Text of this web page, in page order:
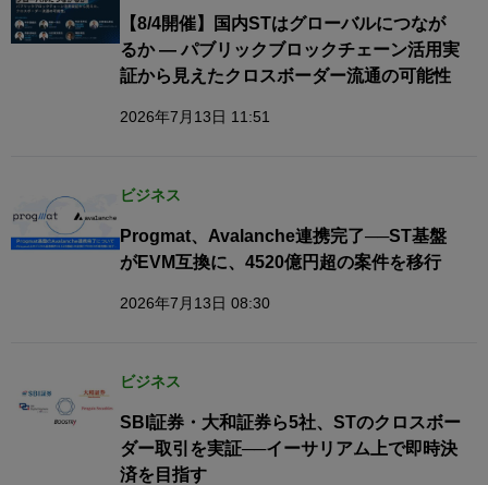
【8/4開催】国内STはグローバルにつなが
るか — パブリックブロックチェーン活用実
証から見えたクロスボーダー流通の可能性
2026年7月13日 11:51
ビジネス
Progmat、Avalanche連携完了──ST基盤
がEVM互換に、4520億円超の案件を移行
2026年7月13日 08:30
ビジネス
SBI証券・大和証券ら5社、STのクロスボー
ダー取引を実証──イーサリアム上で即時決
済を目指す